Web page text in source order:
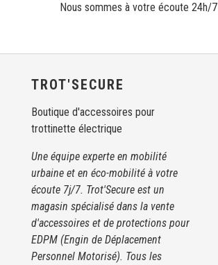
Nous sommes à votre écoute 24h/7
TROT'SECURE
Boutique d'accessoires pour
trottinette électrique
Une équipe experte en mobilité
urbaine et en éco-mobilité à votre
écoute 7j/7. Trot'Secure est un
magasin spécialisé dans la vente
d'accessoires et de protections pour
EDPM (Engin de Déplacement
Personnel Motorisé). Tous les